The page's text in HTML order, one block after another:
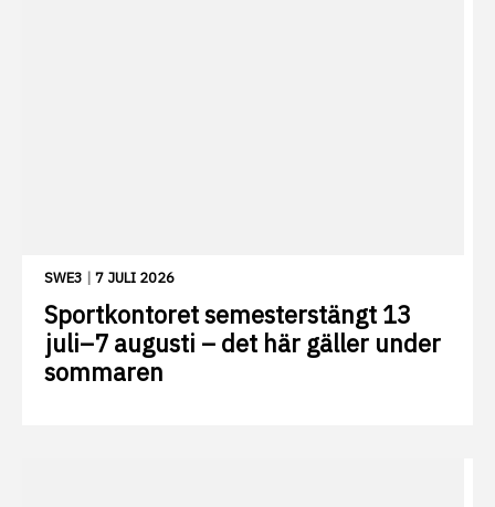
SWE3 | 7 JULI 2026
Sportkontoret semesterstängt 13
juli–7 augusti – det här gäller under
sommaren